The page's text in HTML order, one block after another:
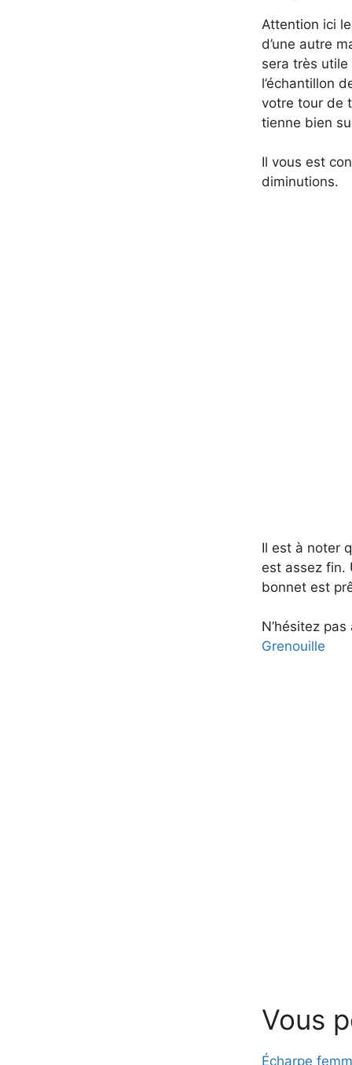
Attention ici
d’une autre
sera très
l’échantillon
votre tour de
tienne bien
Il vous est
diminutions.
Il est à noter
est assez fin.
bonnet est
N’hésitez
Grenouille
Vous
Écharpe